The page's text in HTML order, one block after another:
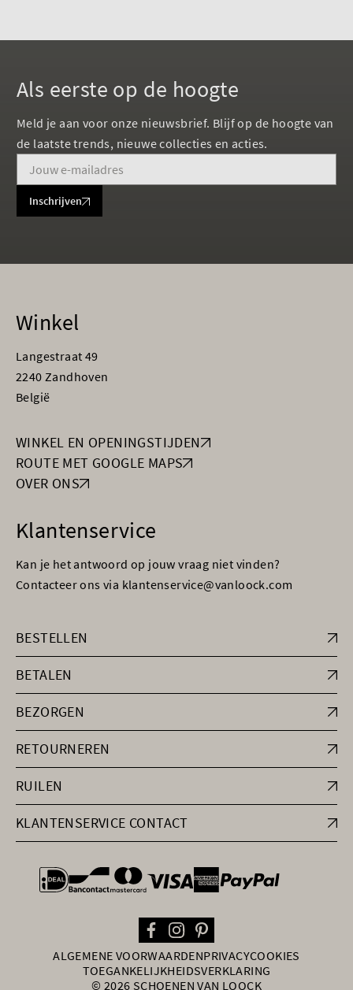
Als eerste op de hoogte
Meld je aan voor onze nieuwsbrief. Blijf op de hoogte van
de laatste trends, nieuwe collecties en acties.
Inschrijven
Winkel
Langestraat 49
2240 Zandhoven
België
WINKEL EN OPENINGSTIJDEN
ROUTE MET GOOGLE MAPS
OVER ONS
Klantenservice
Kan je het antwoord op jouw vraag niet vinden?
Contacteer ons via klantenservice@vanloock.com
BESTELLEN
BETALEN
BEZORGEN
RETOURNEREN
RUILEN
KLANTENSERVICE CONTACT
general.paymentOptions
ALGEMENE VOORWAARDENPRIVACYCOOKIES
TOEGANKELIJKHEIDSVERKLARING
© 2026 SCHOENEN VAN LOOCK